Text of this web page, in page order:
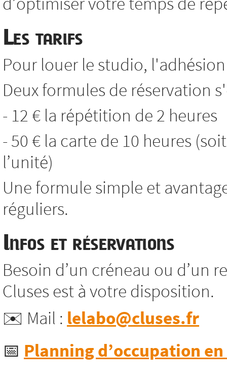
Les tarifs
Pour louer le studio,
Deux formules de réservation
- 12 € la répétition de 2 heures
- 50 € la carte de 10 heures
l’unité)
Une formule simple et
réguliers.
Infos et réservations
Besoin d’un créneau ou d’un
Cluses est à votre disposition.
✉️ Mail : lelabo@cluses.fr
📅 Planning d’occupation